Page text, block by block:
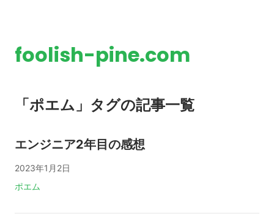
foolish-pine.com
「ポエム」タグの記事一覧
エンジニア2年目の感想
2023年1月2日
タグ:
ポエム